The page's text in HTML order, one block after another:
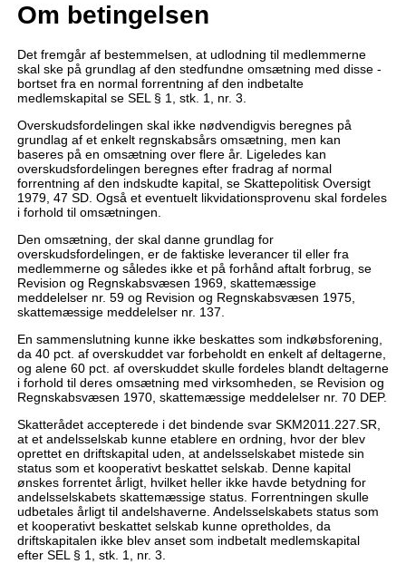
Om betingelsen
Det fremgår af bestemmelsen, at udlodning til medlemmerne
skal ske på grundlag af den stedfundne omsætning med disse -
bortset fra en normal forrentning af den indbetalte
medlemskapital se SEL § 1, stk. 1, nr. 3.
Overskudsfordelingen skal ikke nødvendigvis beregnes på
grundlag af et enkelt regnskabsårs omsætning, men kan
baseres på en omsætning over flere år. Ligeledes kan
overskudsfordelingen beregnes efter fradrag af normal
forrentning af den indskudte kapital, se Skattepolitisk Oversigt
1979, 47 SD. Også et eventuelt likvidationsprovenu skal fordeles
i forhold til omsætningen.
Den omsætning, der skal danne grundlag for
overskudsfordelingen, er de faktiske leverancer til eller fra
medlemmerne og således ikke et på forhånd aftalt forbrug, se
Revision og Regnskabsvæsen 1969, skattemæssige
meddelelser nr. 59 og Revision og Regnskabsvæsen 1975,
skattemæssige meddelelser nr. 137.
En sammenslutning kunne ikke beskattes som indkøbsforening,
da 40 pct. af overskuddet var forbeholdt en enkelt af deltagerne,
og alene 60 pct. af overskuddet skulle fordeles blandt deltagerne
i forhold til deres omsætning med virksomheden, se Revision og
Regnskabsvæsen 1970, skattemæssige meddelelser nr. 70 DEP.
Skatterådet accepterede i det bindende svar SKM2011.227.SR,
at et andelsselskab kunne etablere en ordning, hvor der blev
oprettet en driftskapital uden, at andelsselskabet mistede sin
status som et kooperativt beskattet selskab. Denne kapital
ønskes forrentet årligt, hvilket heller ikke havde betydning for
andelsselskabets skattemæssige status. Forrentningen skulle
udbetales årligt til andelshaverne. Andelsselskabets status som
et kooperativt beskattet selskab kunne opretholdes, da
driftskapitalen ikke blev anset som indbetalt medlemskapital
efter SEL § 1, stk. 1, nr. 3.